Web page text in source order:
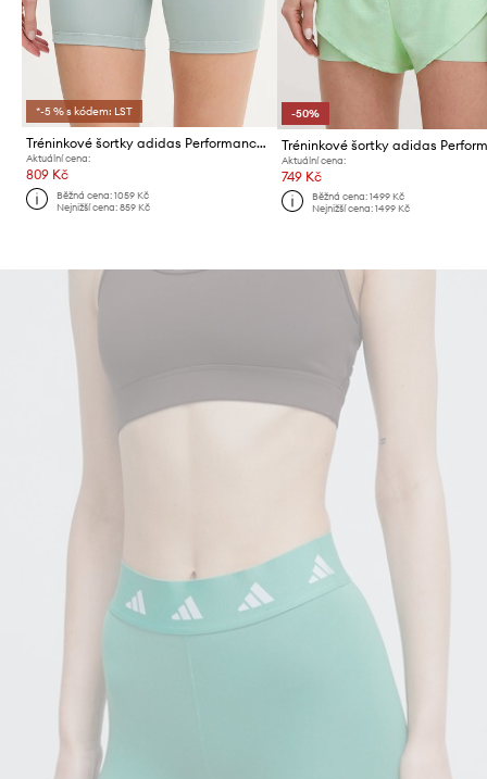
*-5 % s kódem: LST
Tréninkové šortky adidas Performance Optime
Aktuální cena:
809 Kč
Běžná cena:1059 Kč
Nejnižší cena:859 Kč
-50%
Tréninkové šortky adidas
Aktuální cena:
749 Kč
Běžná cena: 1499 Kč
Nejnižší cena: 1499 Kč